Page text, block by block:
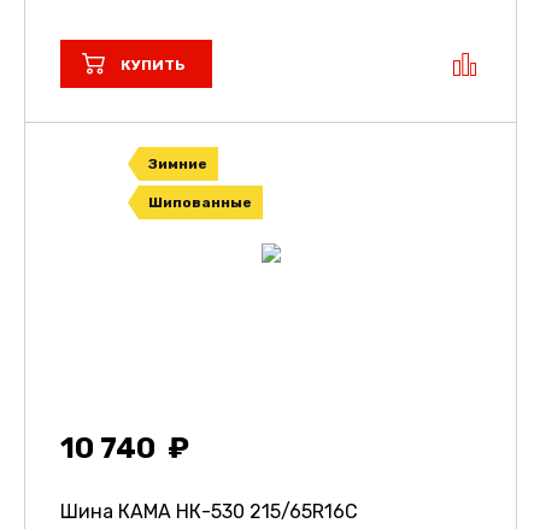
КУПИТЬ
Зимние
Шипованные
10 740
Шина КАМА НК-530 215/65R16C